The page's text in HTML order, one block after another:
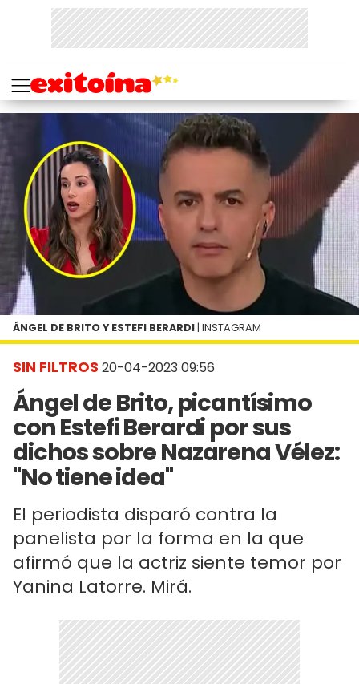
SIN FILTROS 20-04-2023 09:56
Ángel de Brito, picantísimo
con Estefi Berardi por sus
dichos sobre Nazarena Vélez:
"No tiene idea"
El periodista disparó contra la
panelista por la forma en la que
afirmó que la actriz siente temor por
Yanina Latorre. Mirá.
ÁNGEL DE BRITO Y ESTEFI BERARDI | INSTAGRAM